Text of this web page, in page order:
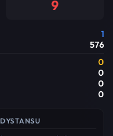
9
1
576
0
0
0
0